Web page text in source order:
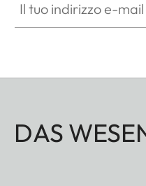
DAS